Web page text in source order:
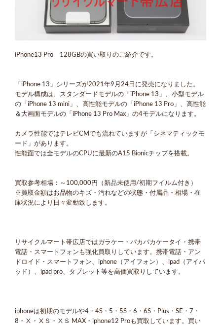
iPhone13 Pro 128GBの買い取りのご紹介です。
「iPhone 13」シリーズが2021年9月24日に発売になりました。
モデル構成は、スタンダードモデルの「iPhone 13」、小型モデル
の「iPhone 13 mini」、高性能モデルの「iPhone 13 Pro」、高性能
＆大画面モデルの「iPhone 13 Pro Max」の4モデルになります。
カメラ性能ではテレビCMでも流れていますが「シネマティックモ
ード」があります。
性能面では全モデルのCPUに最新のA15 Bionicチップを搭載。
買取参考相場：～100,000円（新品未使用/初期フイルム付き）
※買取金額はお品物のキズ・汚れなどの状態・付属品・相場・在
庫状況により日々変動致します。
リサイクルマート帯広店ではガラケー・パカパカケータイ・携帯
電話・スマートフォンも強化買取りしています。携帯電話・アン
ドロイド・スマートフォン、iphone（アイフォン）、ipad（アイパ
ッド）、ipad pro、タブレット等を高価買取りしています。
iphoneは初期のモデルや4・4S・5・5S・6・6S・Plus・SE・7・
8・Ⅹ・ⅩＳ・ⅩＳ MAX・iphone12 Proも買取しています。買い